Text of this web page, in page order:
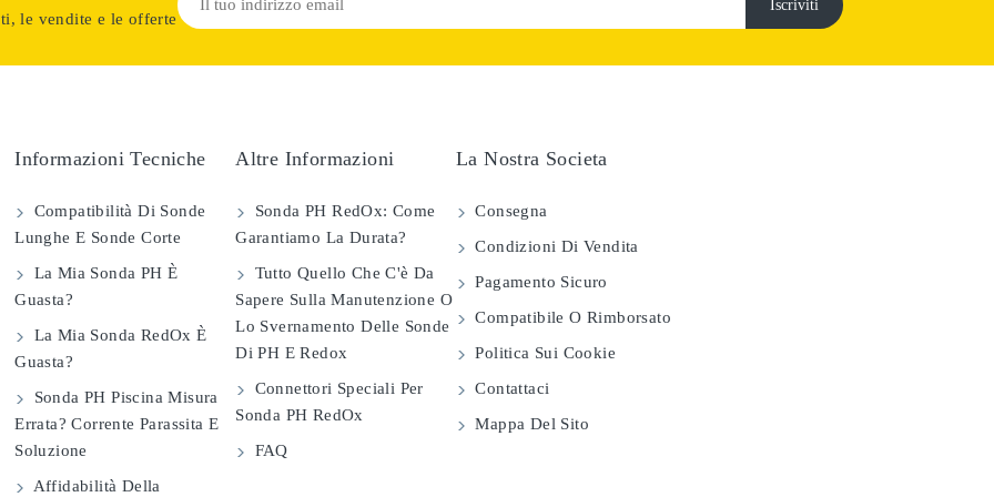
le vendite e le offerte
Informazioni Tecniche
Compatibilità Di Sonde
Lunghe E Sonde Corte
La Mia Sonda PH È
Guasta?
La Mia Sonda RedOx È
Guasta?
Sonda PH Piscina Misura
Errata? Corrente Parassita E
Soluzione
Affidabilità Della
Altre Informazioni
Sonda PH RedOx: Come
Garantiamo La Durata?
Tutto Quello Che C'è Da
Sapere Sulla Manutenzione O
Lo Svernamento Delle Sonde
Di PH E Redox
Connettori Speciali Per
Sonda PH RedOx
FAQ
La Nostra Societa
Consegna
Condizioni Di Vendita
Pagamento Sicuro
Compatibile O Rimborsato
Politica Sui Cookie
Contattaci
Mappa Del Sito